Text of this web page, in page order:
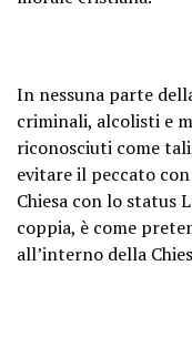
In nessuna parte
criminali, alcolisti e
riconosciuti come
evitare il peccato
Chiesa con lo status
coppia, è come
all’interno della